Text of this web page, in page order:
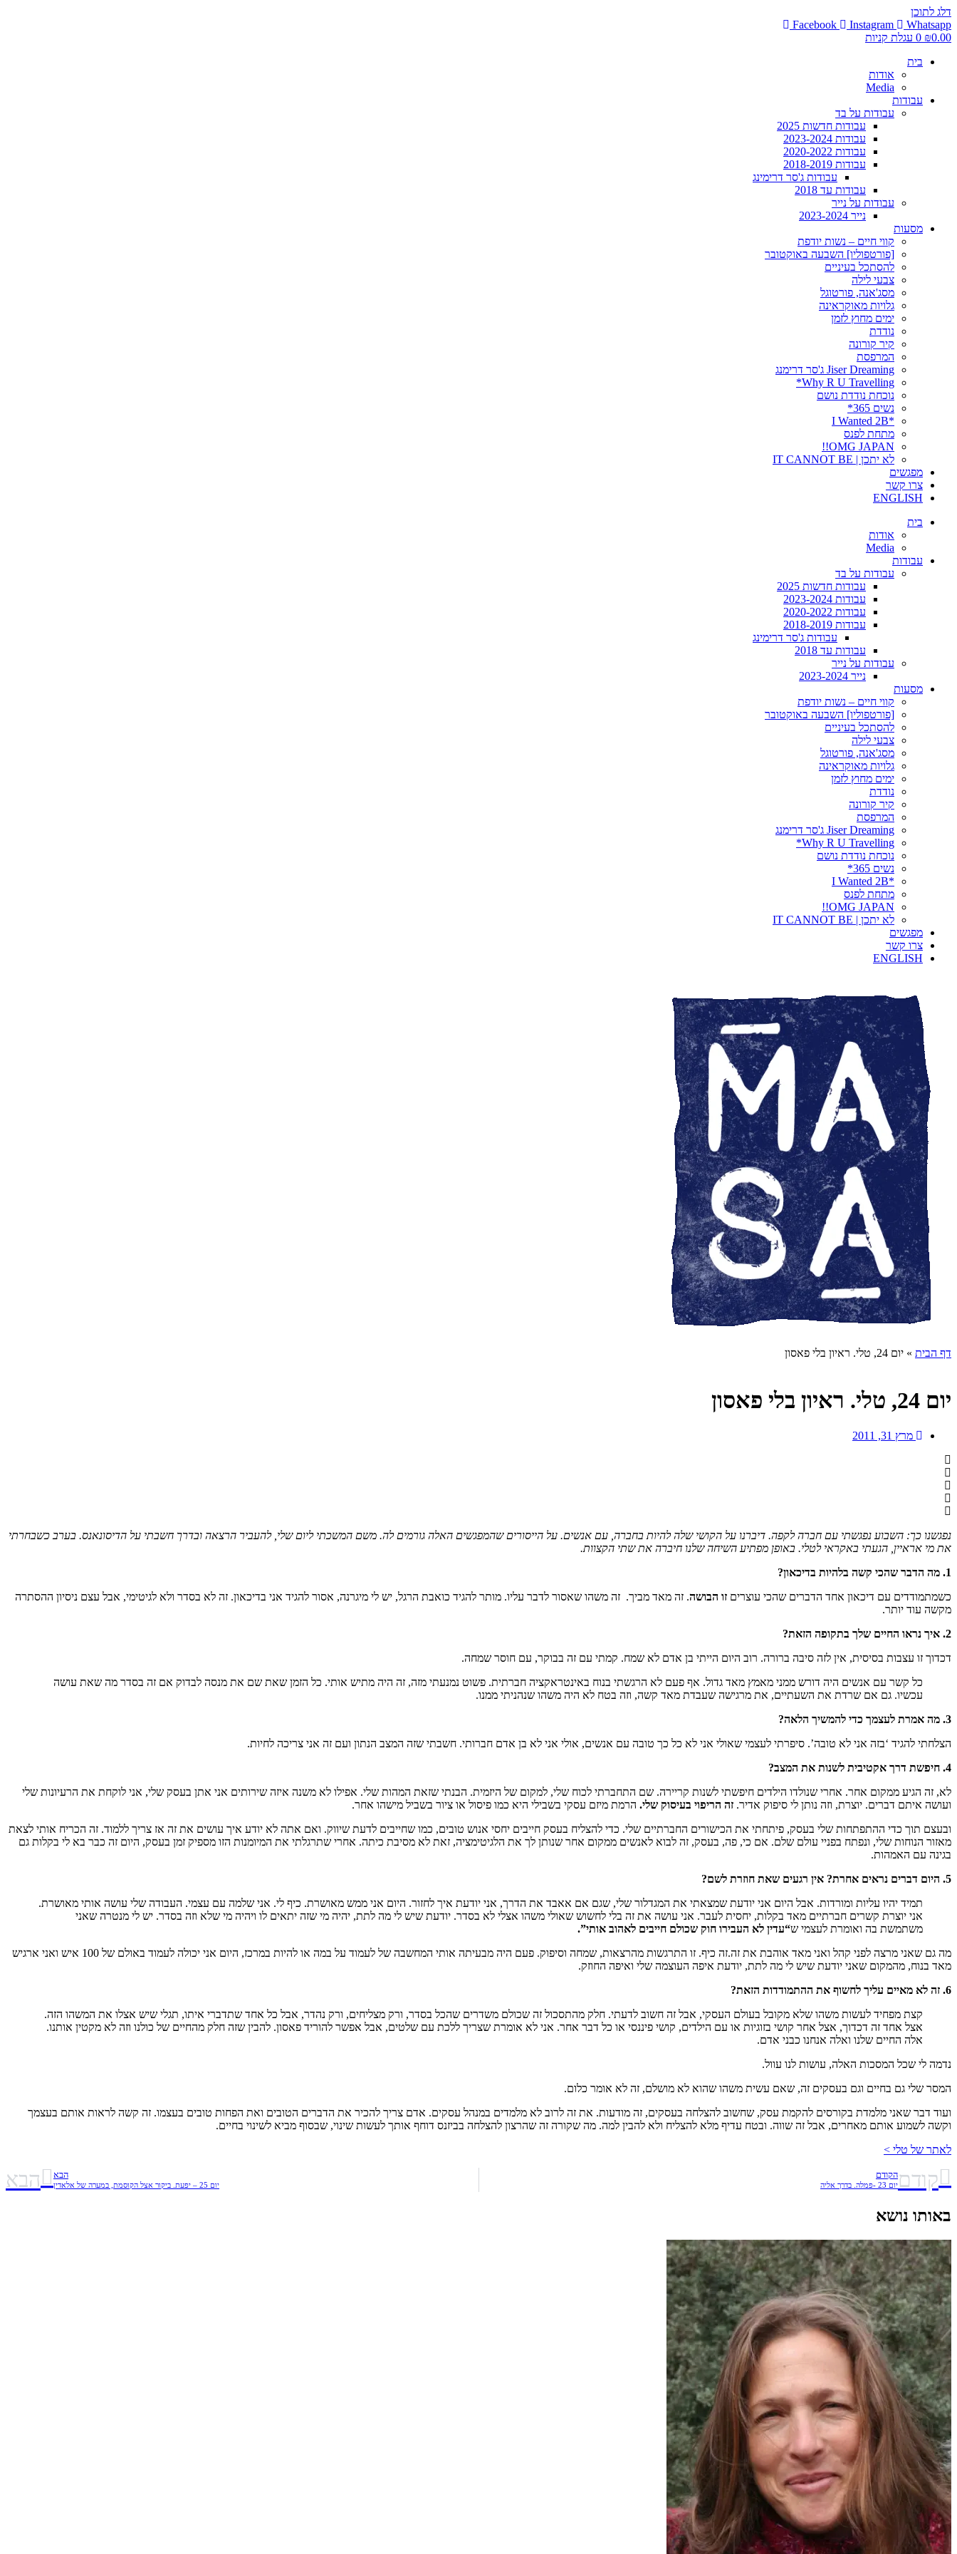
דלג לתוכן
Facebook
Instagram
Whatsapp
₪0.00
0 עגלת קניות
בית
אודות
Media
עבודות
עבודות על בד
עבודות חדשות 2025
עבודות 2023-2024
עבודות 2020-2022
עבודות 2018-2019
עבודות ג'סר דרימינג
עבודות עד 2018
עבודות על נייר
נייר 2023-2024
מסעות
קווי חיים – נשות יודפת
[פורטפוליו] השבעה באוקטובר
להסתכל בעיניים
צבעי לילה
מסג'אנה, פורטוגל
גלויות מאוקראינה
ימים מחוץ לזמן
נודדת
קיר קורונה
המרפסת
Jiser Dreaming ג'סר דרימנג
Why R U Travelling*
נוכחת נודדת נושם
נשים 365*
*I Wanted 2B
מתחת לפנס
OMG JAPAN!!
לא יתכן | IT CANNOT BE
מפגשים
צרו קשר
ENGLISH
בית
אודות
Media
עבודות
עבודות על בד
עבודות חדשות 2025
עבודות 2023-2024
עבודות 2020-2022
עבודות 2018-2019
עבודות ג'סר דרימינג
עבודות עד 2018
עבודות על נייר
נייר 2023-2024
מסעות
קווי חיים – נשות יודפת
[פורטפוליו] השבעה באוקטובר
להסתכל בעיניים
צבעי לילה
מסג'אנה, פורטוגל
גלויות מאוקראינה
ימים מחוץ לזמן
נודדת
קיר קורונה
המרפסת
Jiser Dreaming ג'סר דרימנג
Why R U Travelling*
נוכחת נודדת נושם
נשים 365*
*I Wanted 2B
מתחת לפנס
OMG JAPAN!!
לא יתכן | IT CANNOT BE
מפגשים
צרו קשר
ENGLISH
דף הבית » יום 24, טלי. ראיון בלי פאסון
יום 24, טלי. ראיון בלי פאסון
מרץ 31, 2011
נפגשנו כך: השבוע נפגשתי עם חברה לקפה. דיברנו על הקושי שלה להיות בחברה, עם אנשים. על הייסורים שהמפגשים האלה גורמים לה. משם המשכתי ליום שלי, להעביר הרצאה ובדרך חשבתי על הדיסונאנס. בערב כשבחרתי
את מי אראיין, הגעתי באקראי לטלי. באופן מפתיע השיחה שלנו חיברה את שתי הקצוות.
1. מה הדבר שהכי קשה בלהיות בדיכאון?
כשמתמודדים עם דיכאון אחד הדברים שהכי עוצרים זו הבושה. זה מאד מביך. זה משהו שאסור לדבר עליו. מותר להגיד כואבת הרגל, יש לי מיגרנה, אסור להגיד אני בדיכאון. זה לא בסדר ולא לגיטימי, אבל עצם ניסיון ההסתרה
מקשה עוד יותר.
2. איך נראו החיים שלך בתקופה הזאת?
דכדוך זו עצבות בסיסית, אין לזה סיבה ברורה. רוב היום הייתי בן אדם לא שמח. קמתי עם זה בבוקר, עם חוסר שמחה.
כל קשר עם אנשים היה דורש ממני מאמץ מאד גדול. אף פעם לא הרגשתי בנוח באינטראקציה חברתית. פשוט נמנעתי מזה, זה היה מתיש אותי. כל הזמן שאת שם את מנסה לבדוק אם זה בסדר מה שאת עושה
עכשיו. גם אם שרדת את השעתיים, את מרגישה שעבדת מאד קשה, וזה בטח לא היה משהו שנהניתי ממנו.
3. מה אמרת לעצמך כדי להמשיך הלאה?
הצלחתי להגיד ‘בזה אני לא טובה’. סיפרתי לעצמי שאולי אני לא כל כך טובה עם אנשים, אולי אני לא בן אדם חברותי. חשבתי שזה המצב הנתון ועם זה אני צריכה לחיות.
4. חיפשת דרך אקטיבית לשנות את המצב?
לא, זה הגיע ממקום אחר. אחרי שנולדו הילדים חיפשתי לשנות קריירה. שם התחברתי לכוח שלי, למקום של היזמית. הבנתי שזאת המהות שלי. אפילו לא משנה איזה שירותים אני אתן בעסק שלי, אני לוקחת את הרעיונות שלי
ועושה איתם דברים. יוצרת, וזה נותן לי סיפוק אדיר. זה הריפוי בעיסוק שלי. הרמת מיזם עסקי בשבילי היא כמו פיסול או ציור בשביל מישהו אחר.
ובעצם תוך כדי ההתפתחות שלי בעסק, פיתחתי את הכישורים החברתיים שלי. כדי להצליח בעסק חייבים יחסי אנוש טובים, כמו שחייבים לדעת שיווק. ואם אתה לא יודע איך עושים את זה אז צריך ללמוד. זה הכריח אותי לצאת
מאזור הנוחות שלי, ונפתח בפניי עולם שלם. אם כי, פה, בעסק, זה לבוא לאנשים ממקום אחר שנותן לך את הלגיטימציה, זאת לא מסיבת כיתה. אחרי שתרגלתי את המיומנות הזו מספיק זמן בעסק, היום זה כבר בא לי בקלות גם
בגינה עם האמהות.
5. היום דברים נראים אחרת? אין רגעים שאת חוזרת לשם?
תמיד יהיו עליות ומורדות. אבל היום אני יודעת שמצאתי את המגדלור שלי, שגם אם אאבד את הדרך, אני יודעת איך לחזור. היום אני ממש מאושרת. כיף לי. אני שלמה עם עצמי. העבודה שלי עושה אותי מאושרת.
אני יוצרת קשרים חברתיים מאד בקלות, יחסית לעבר. אני עושה את זה בלי לחשוש שאולי משהו אצלי לא בסדר. יודעת שיש לי מה לתת, יהיה מי שזה יתאים לו ויהיה מי שלא וזה בסדר. יש לי מנטרה שאני
משתמשת בה ואומרת לעצמי ש“עדין לא העבירו חוק שכולם חייבים לאהוב אותי”.
מה גם שאני מרצה לפני קהל ואני מאד אוהבת את זה.זה כיף. זו התרגשות מהרצאות, שמחה וסיפוק. פעם היה מבעיתה אותי המחשבה של לעמוד על במה או להיות במרכז, היום אני יכולה לעמוד באולם של 100 איש ואני ארגיש
מאד בנוח, מהמקום שאני יודעת שיש לי מה לתת, יודעת איפה העוצמה שלי ואיפה החוזק.
6. זה לא מאיים עליך לחשוף את ההתמודדות הזאת?
קצת מפחיד לעשות משהו שלא מקובל בעולם העסקי, אבל זה חשוב לדעתי. חלק מהתסכול זה שכולם משדרים שהכל בסדר, ורק מצליחים, ורק נהדר, אבל כל אחד שתדברי איתו, תגלי שיש אצלו את המשהו הזה.
אצל אחד זה דכדוך, אצל אחר קושי בזוגיות או עם הילדים, קושי פיננסי או כל דבר אחר. אני לא אומרת שצריך ללכת עם שלטים, אבל אפשר להוריד פאסון. להבין שזה חלק מהחיים של כולנו וזה לא מקטין אותנו.
אלה החיים שלנו ואלה אנחנו כבני אדם.
נדמה לי שכל המסכות האלה, עושות לנו עוול.
המסר שלי גם בחיים וגם בעסקים זה, שאם עשית משהו שהוא לא מושלם, זה לא אומר כלום.
ועוד דבר שאני מלמדת בקורסים להקמת עסק, שחשוב להצלחה בעסקים, זה מודעות. את זה לרוב לא מלמדים במנהל עסקים. אדם צריך להכיר את הדברים הטובים ואת הפחות טובים בעצמו. זה קשה לראות אותם בעצמך
וקשה לשמוע אותם מאחרים, אבל זה שווה. ובטח עדיף מלא להצליח ולא להבין למה. מה שקורה זה שהרצון להצלחה בביזנס דוחף אותך לעשות שינוי, שבסוף מביא לשינוי בחיים.
לאתר של טלי >
קודםהקודם
יום 23 -פמלה. בדרך אליה
הבא
יום 25 – יפעת. ביקור אצל הקוסמת, במערה של אלאדין הבא
באותו נושא